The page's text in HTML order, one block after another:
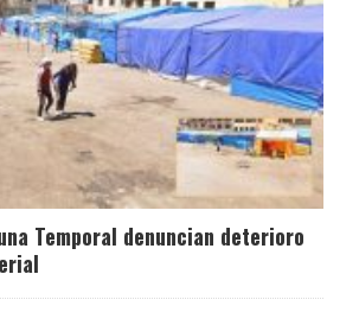
Temporal denuncian deterioro